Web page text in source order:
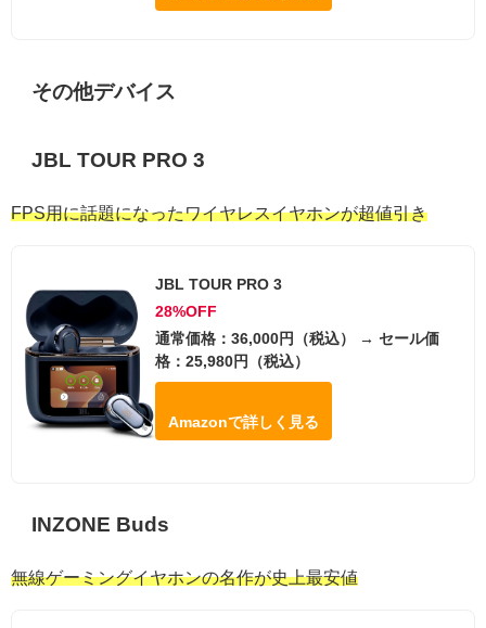
その他デバイス
JBL TOUR PRO 3
FPS用に話題になったワイヤレスイヤホンが超値引き
JBL TOUR PRO 3
28%OFF
通常価格：36,000円（税込） → セール価
格：25,980円（税込）
Amazonで詳しく見る
INZONE Buds
無線ゲーミングイヤホンの名作が史上最安値